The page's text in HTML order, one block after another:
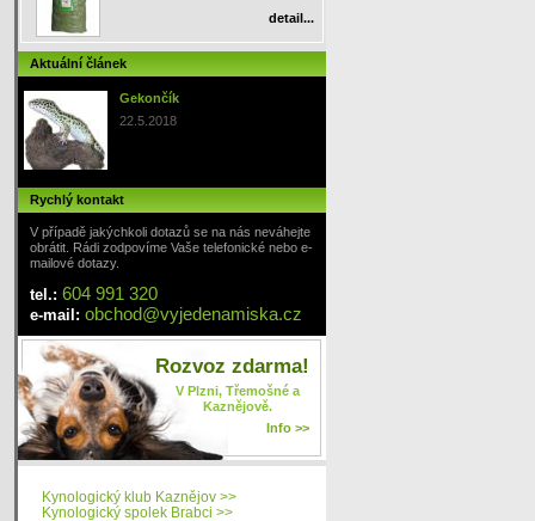
detail...
Aktuální článek
Gekončík
22.5.2018
Rychlý kontakt
V případě jakýchkoli dotazů se na nás neváhejte
obrátit. Rádi zodpovíme Vaše telefonické nebo e-
mailové dotazy.
tel.: 604 991 320
e-mail: obchod@vyjedenamiska.cz
Rozvoz zdarma!
V Plzni, Třemošné a
Kaznějově.
Info >>
Kynologický klub Kaznějov >>
Kynologický spolek Brabci >>